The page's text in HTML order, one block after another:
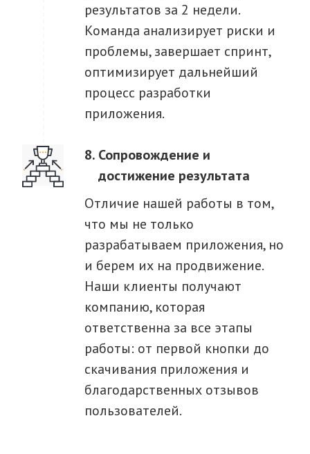
результатов за 2 недели.
Команда анализирует риски и
проблемы, завершает спринт,
оптимизирует дальнейший
процесс разработки
приложения.
Сопровождение и
достижение результата
Отличие нашей работы в том,
что мы не только
разрабатываем приложения, но
и берем их на продвижение.
Наши клиенты получают
компанию, которая
ответственна за все этапы
работы: от первой кнопки до
скачивания приложения и
благодарственных отзывов
пользователей.